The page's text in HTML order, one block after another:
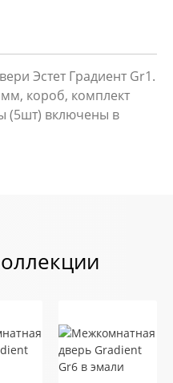
Эстет Градиент Gr1.
короб, комплект
(5шт) включены в